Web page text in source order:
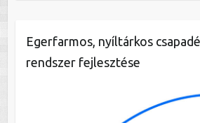
Egerfarmos, nyíltárkos
rendszer fejlesztése